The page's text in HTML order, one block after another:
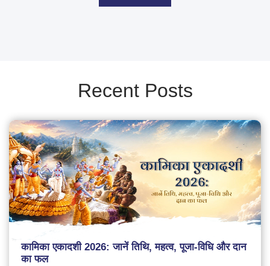
Recent Posts
कामिका एकादशी 2026: जानें तिथि, महत्व, पूजा-विधि और दान
का फल